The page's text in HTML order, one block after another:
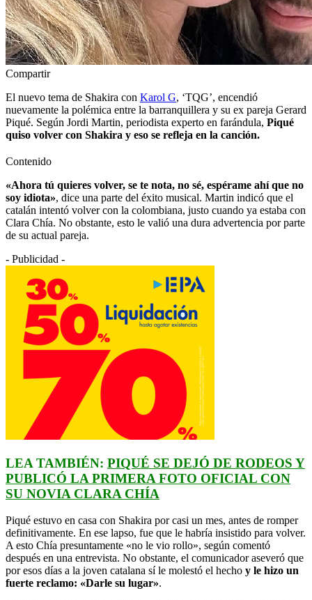
Compartir
El nuevo tema de Shakira con Karol G, ‘TQG’, encendió
nuevamente la polémica entre la barranquillera y su ex pareja Gerard
Piqué. Según Jordi Martin, periodista experto en farándula, Piqué
quiso volver con Shakira y eso se refleja en la canción.
Contenido
«Ahora tú quieres volver, se te nota, no sé, espérame ahí que no
soy idiota», dice una parte del éxito musical. Martin indicó que el
catalán intentó volver con la colombiana, justo cuando ya estaba con
Clara Chía. No obstante, esto le valió una dura advertencia por parte
de su actual pareja.
- Publicidad -
LEA TAMBIÉN: PIQUÉ SE DEJÓ DE RODEOS Y
PUBLICÓ LA PRIMERA FOTO OFICIAL CON
SU NOVIA CLARA CHÍA
Piqué estuvo en casa con Shakira por casi un mes, antes de romper
definitivamente. En ese lapso, fue que le habría insistido para volver.
A esto Chía presuntamente «no le vio rollo», según comentó
después en una entrevista. No obstante, el comunicador aseveró que
por esos días a la joven catalana sí le molestó el hecho y le hizo un
fuerte reclamo: «Darle su lugar».